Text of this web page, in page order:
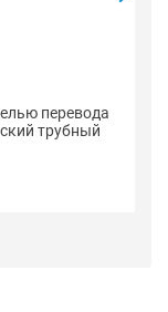
перевода
трубный